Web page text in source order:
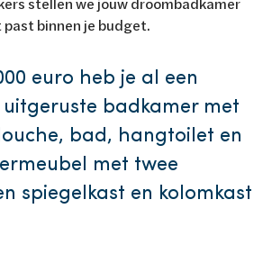
binnen je budget.
euro heb je al een
badkamer met
bad, hangtoilet en
met twee
spiegelkast en kolomkast